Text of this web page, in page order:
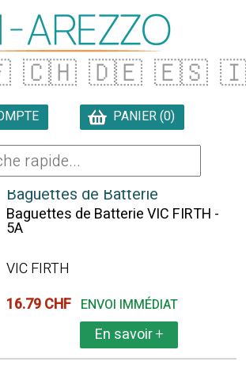
🇨🇭 🇩🇪 🇪🇸
PANIER (0)
TROUVÉS
Baguettes de Batterie
Baguettes de Batterie VIC FIRTH -
5A
VIC FIRTH
16.79 CHF ENVOI IMMÉDIAT
En savoir+